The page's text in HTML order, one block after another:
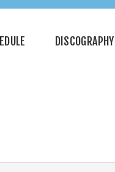
DISCOGRAPHY